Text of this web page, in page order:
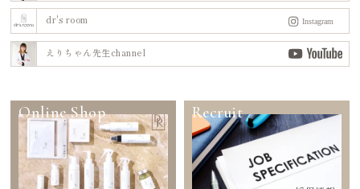
dr's room
えりちゃん先生channel
Online Shop Recruit